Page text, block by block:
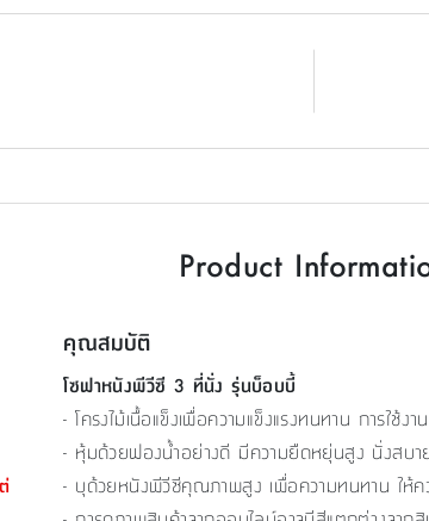
Product
คุณสมบัติ
โซฟาหนังพีวีซี 3 ที่นั่ง รุ่นบ็อบบี้
- โครงไม้เนื้อแข็งเพื่อความแข็งแรงทนทาน การใช้งา
- หุ้มด้วยฟองน้ำอย่างดี มีความยืดหยุ่นสูง นั่งสบา
- บุด้วยหนังพีวีซีคุณภาพสูง เพื่อความทนทาน ให้